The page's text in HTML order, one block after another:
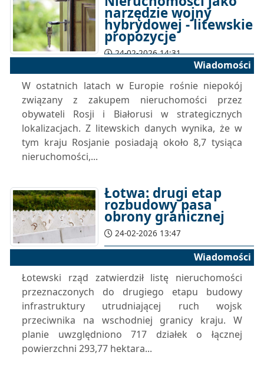
narzędzie wojny
hybrydowej - litewskie
propozycje
24-02-2026 14:31
Wiadomości
W ostatnich latach w Europie rośnie niepokój
związany z zakupem nieruchomości przez
obywateli Rosji i Białorusi w strategicznych
lokalizacjach. Z litewskich danych wynika, że w
tym kraju Rosjanie posiadają około 8,7 tysiąca
nieruchomości,...
Łotwa: drugi etap
rozbudowy pasa
obrony granicznej
24-02-2026 13:47
Wiadomości
Łotewski rząd zatwierdził listę nieruchomości
przeznaczonych do drugiego etapu budowy
infrastruktury utrudniającej ruch wojsk
przeciwnika na wschodniej granicy kraju. W
planie uwzględniono 717 działek o łącznej
powierzchni 293,77 hektara...